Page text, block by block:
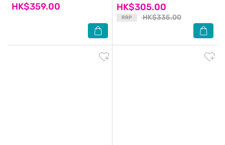
HK$359.00 HK$305.00
RRP HK$335.00